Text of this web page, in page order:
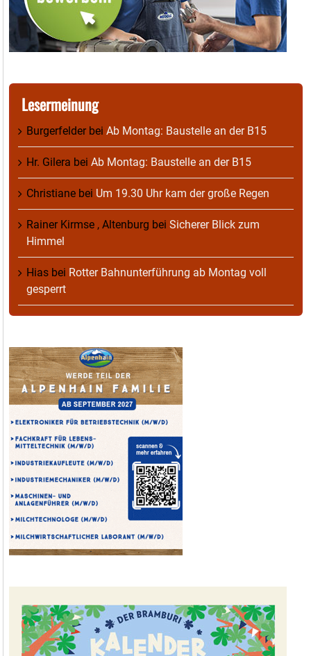
Lesermeinung
Burgerfelderbei Ab Montag: Baustelle an der B15
Hr. Gilera bei Ab Montag: Baustelle an der B15
Christiane bei Um 19.30 Uhr kam der große Regen
Rainer Kirmse , Altenburg bei Sicherer Blick zum
Himmel
Hias bei Rotter Bahnunterführung ab Montag voll
gesperrt